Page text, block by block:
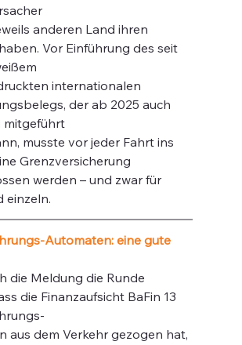
anderen Land ihren
Vor Einführung des seit
internationalen
der ab 2025 auch
mitgeführt
musste vor jeder Fahrt ins
Grenzversicherung
werden – und zwar für
einzeln.
Automaten: eine gute
die Meldung die Runde
die Finanzaufsicht BaFin 13
aus dem Verkehr gezogen hat,